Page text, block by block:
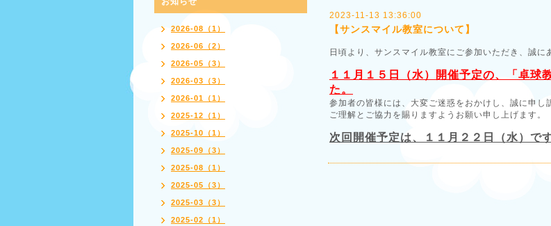
2023-11-13 13:36:00
【サンスマイル教室について】
日頃より、サンスマイル教室にご参加いただき、誠に
１１月１５日（水）開催予定の、「卓球
た。
参加者の皆様には、大変ご迷惑をおかけし、誠に申し
ご理解とご協力を賜りますようお願い申し上げます。
次回開催予定は、１１月２２日（水）です
2026-08（1）
2026-06（2）
2026-05（3）
2026-03（3）
2026-01（1）
2025-12（1）
2025-10（1）
2025-09（3）
2025-08（1）
2025-05（3）
2025-03（3）
2025-02（1）